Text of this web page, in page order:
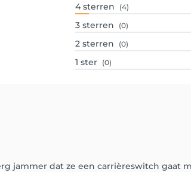
4 sterren (4)
3 sterren (0)
2 sterren (0)
1 ster (0)
jammer dat ze een carrièreswitch gaat